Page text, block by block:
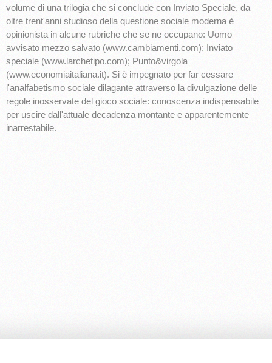
volume di una trilogia che si conclude con Inviato Speciale, da
oltre trent'anni studioso della questione sociale moderna è
opinionista in alcune rubriche che se ne occupano: Uomo
avvisato mezzo salvato (www.cambiamenti.com); Inviato
speciale (www.larchetipo.com); Punto&virgola
(www.economiaitaliana.it). Si è impegnato per far cessare
l'analfabetismo sociale dilagante attraverso la divulgazione delle
regole inosservate del gioco sociale: conoscenza indispensabile
per uscire dall'attuale decadenza montante e apparentemente
inarrestabile.